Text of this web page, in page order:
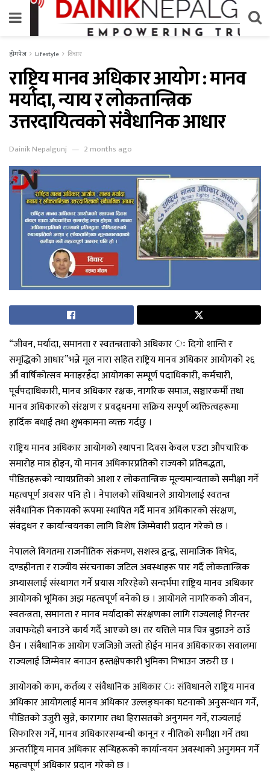
होमपेज Lifestyle विचार
राष्ट्रिय मानव अधिकार आयोग : मानव
मर्यादा, न्याय र लोकतान्त्रिक
उत्तरदायित्वको संवैधानिक आधार
Dainik Nepalgunj 2 months ago
“जीवन, मर्यादा, समानता र स्वतन्त्रताको अधिकार ः दिगो शान्ति र
समृद्धिको आधार”भन्ने मूल नारा सहित राष्ट्रिय मानव अधिकार आयोगको २६
औँ वार्षिकोत्सव मनाइरहँदा आयोगका सम्पूर्ण पदाधिकारी, कर्मचारी,
पूर्वपदाधिकारी, मानव अधिकार रक्षक, नागरिक समाज, सञ्चारकर्मी तथा
मानव अधिकारको संरक्षण र प्रवद्र्धनमा सक्रिय सम्पूर्ण व्यक्तित्वहरूमा
हार्दिक बधाई तथा शुभकामना व्यक्त गर्दछु ।
राष्ट्रिय मानव अधिकार आयोगको स्थापना दिवस केवल एउटा औपचारिक
समारोह मात्र होइन, यो मानव अधिकारप्रतिको राज्यको प्रतिबद्धता,
पीडितहरूको न्यायप्रतिको आशा र लोकतान्त्रिक मूल्यमान्यताको समीक्षा गर्ने
महत्वपूर्ण अवसर पनि हो । नेपालको संविधानले आयोगलाई स्वतन्त्र
संवैधानिक निकायको रूपमा स्थापित गर्दै मानव अधिकारको संरक्षण,
संवद्र्धन र कार्यान्वयनका लागि विशेष जिम्मेवारी प्रदान गरेको छ ।
नेपालले विगतमा राजनीतिक संक्रमण, सशस्त्र द्वन्द्व, सामाजिक विभेद,
दण्डहीनता र राज्यीय संरचनाका जटिल अवस्थाहरू पार गर्दै लोकतान्त्रिक
अभ्यासलाई संस्थागत गर्ने प्रयास गरिरहेको सन्दर्भमा राष्ट्रिय मानव अधिकार
आयोगको भूमिका अझ महत्वपूर्ण बनेको छ । आयोगले नागरिकको जीवन,
स्वतन्त्रता, समानता र मानव मर्यादाको संरक्षणका लागि राज्यलाई निरन्तर
जवाफदेही बनाउने कार्य गर्दै आएको छ। तर यत्तिले मात्र चित्र बुझाउने ठाउँ
छैन । संबैधानिक आयोग एजजिओ जस्तो होईन मानव अधिकारका सवालमा
राज्यलाई जिम्मेवार बनाउन हस्तक्षेपकारी भुमिका निभाउन जरुरी छ ।
आयोगको काम, कर्तव्य र संवैधानिक अधिकार ः संविधानले राष्ट्रिय मानव
अधिकार आयोगलाई मानव अधिकार उल्लङ्घनका घटनाको अनुसन्धान गर्ने,
पीडितको उजुरी सुन्ने, कारागार तथा हिरासतको अनुगमन गर्ने, राज्यलाई
सिफारिस गर्ने, मानव अधिकारसम्बन्धी कानून र नीतिको समीक्षा गर्ने तथा
अन्तर्राष्ट्रिय मानव अधिकार सन्धिहरूको कार्यान्वयन अवस्थाको अनुगमन गर्ने
महत्वपूर्ण अधिकार प्रदान गरेको छ ।